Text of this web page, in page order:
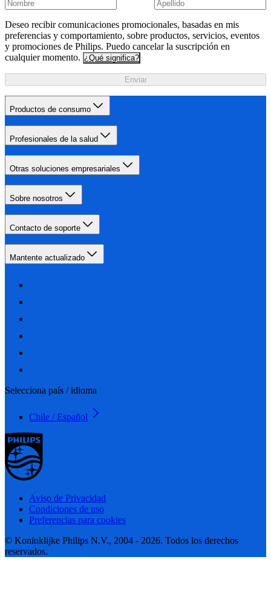
Deseo recibir comunicaciones promocionales, basadas en mis
preferencias y comportamiento, sobre productos, servicios, eventos
y promociones de Philips. Puedo cancelar la suscripción en
cualquier momento. ¿Qué significa?
Enviar
Productos de consumo
Profesionales de la salud
Otras soluciones empresariales
Sobre nosotros
Contacto de soporte
Mantente actualizado
Selecciona país / idioma
Chile / Español
Aviso de Privacidad
Condiciones de uso
Preferencias para cookies
© Koninklijke Philips N.V., 2004 - 2026. Todos los derechos
reservados.